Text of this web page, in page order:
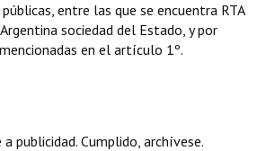
entre las que se encuentra RTA
sociedad del Estado, y por
en el artículo 1º.
a publicidad. Cumplido, archívese.